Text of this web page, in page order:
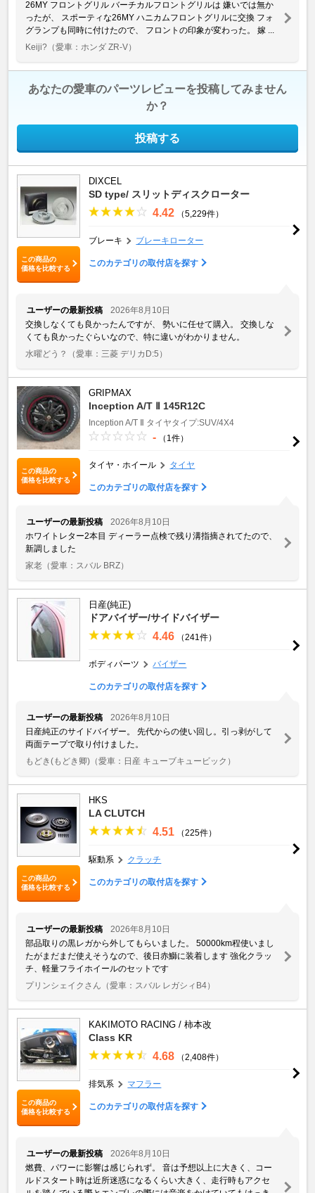
26MY フロントグリル バーチカルフロントグリルは 嫌いでは無か
ったが、 スポーティな26MY ハニカムフロントグリルに交換 フォ
グランプも同時に付けたので、 フロントの印象が変わった。 嫁 ...
Keiji? （愛車：ホンダ ZR-V）
あなたの愛車のパーツレビューを投稿してみません
か？
投稿する
この商品の
価格を比較する
DIXCEL
SD type/ スリットディスクローター
4.42 （5,229件）
ブレーキ ブレーキローター
このカテゴリの取付店を探す
ユーザーの最新投稿
2026年8月10日
交換しなくても良かったんですが、 勢いに任せて購入。 交換しな
くても良かったぐらいなので、特に違いがわかりません。
水曜どう？
（愛車：三菱 デリカD:5）
この商品の
価格を比較する
GRIPMAX
Inception A/T Ⅱ 145R12C
Inception A/T Ⅱ タイヤタイプ:SUV/4X4
- （1件）
タイヤ・ホイール タイヤ
このカテゴリの取付店を探す
ユーザーの最新投稿
2026年8月10日
ホワイトレター2本目 ディーラー点検で残り溝指摘されてたので、
新調しました
家老 （愛車：スバル BRZ）
日産(純正)
ドアバイザー/サイドバイザー
4.46 （241件）
ボディパーツ バイザー
このカテゴリの取付店を探す
ユーザーの最新投稿
2026年8月10日
日産純正のサイドバイザー。 先代からの使い回し。引っ剥がして
両面テープで取り付けました。
もどき(もどき卿) （愛車：日産 キューブキュービック）
この商品の
価格を比較する
HKS
LA CLUTCH
4.51 （225件）
駆動系 クラッチ
このカテゴリの取付店を探す
ユーザーの最新投稿
2026年8月10日
部品取りの黒レガから外してもらいました。 50000km程使いまし
たがまだまだ使えそうなので、後日赤鰤に装着します 強化クラッ
チ、軽量フライホイールのセットです
プリンシェイクさん （愛車：スバル レガシィB4）
この商品の
価格を比較する
KAKIMOTO RACING / 柿本改
Class KR
4.68 （2,408件）
排気系 マフラー
このカテゴリの取付店を探す
ユーザーの最新投稿
2026年8月10日
燃費、パワーに影響は感じられず。 音は予想以上に大きく、コー
ルドスタート時は近所迷惑になるくらい大きく、走行時もアクセ